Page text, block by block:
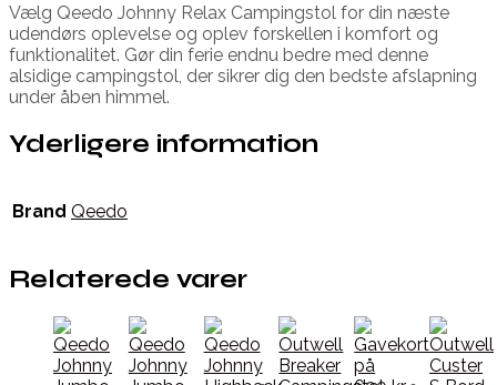
Vælg Qeedo Johnny Relax Campingstol for din næste
udendørs oplevelse og oplev forskellen i komfort og
funktionalitet. Gør din ferie endnu bedre med denne
alsidige campingstol, der sikrer dig den bedste afslapning
under åben himmel.
Yderligere information
Brand Qeedo
Relaterede varer